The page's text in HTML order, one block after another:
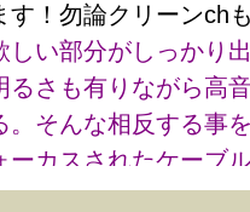
す！勿論クリーンch
しい部分がしっかり
るさも有りながら高
。そんな相反する事
ーカスされたケーブ
は紛れもなく最高に